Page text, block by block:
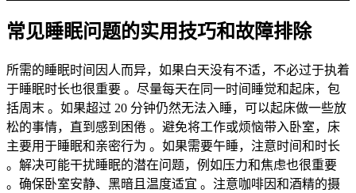
常见睡眠问题的实用技巧和故障排除
所需的睡眠时间因人而异，如果白天没有不适，不必过于执着
于睡眠时长也很重要 。尽量每天在同一时间睡觉和起床，包
括周末 。如果超过 20 分钟仍然无法入睡，可以起床做一些放
松的事情，直到感到困倦 。避免将工作或烦恼带入卧室，床
主要用于睡眠和亲密行为 。如果需要午睡，注意时间和时长
。解决可能干扰睡眠的潜在问题，例如压力和焦虑也很重要
。确保卧室安静、黑暗且温度适宜 。注意咖啡因和酒精的摄